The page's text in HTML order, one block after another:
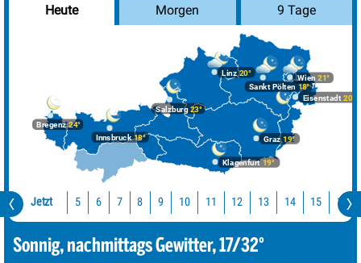
Heute Morgen 9 Tage
Bregenz24°
Graz19°
Innsbruck18°
Klagenfurt 19°
Linz20°
Salzburg23°
Wien 21°
Eisenstadt 20°
Sankt Pölten 18°
Jetzt 5 6 7 8 9 10 11 12 13 14 15 16
Sonnig, nachmittags Gewitter, 17/32°